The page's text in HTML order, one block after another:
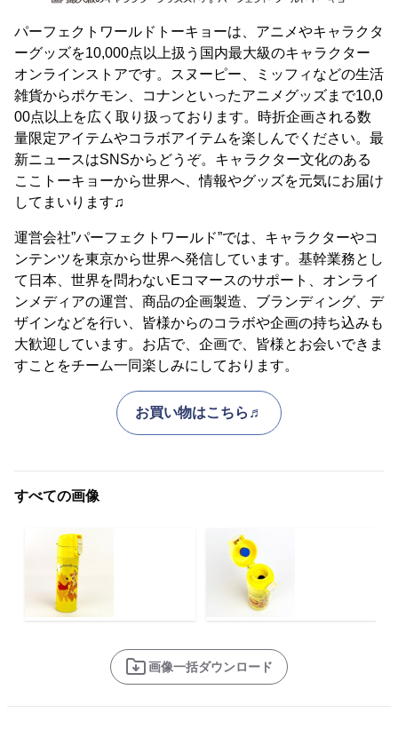
パーフェクトワールドトーキョーは、アニメやキャラクタ
ーグッズを10,000点以上扱う国内最大級のキャラクター
オンラインストアです。スヌーピー、ミッフィなどの生活
雑貨からポケモン、コナンといったアニメグッズまで10,0
00点以上を広く取り扱っております。時折企画される数
量限定アイテムやコラボアイテムを楽しんでください。最
新ニュースはSNSからどうぞ。キャラクター文化のある
ここトーキョーから世界へ、情報やグッズを元気にお届け
してまいります♫
運営会社”パーフェクトワールド”では、キャラクターやコ
ンテンツを東京から世界へ発信しています。基幹業務とし
て日本、世界を問わないEコマースのサポート、オンライ
ンメディアの運営、商品の企画製造、ブランディング、デ
ザインなどを行い、皆様からのコラボや企画の持ち込みも
大歓迎しています。お店で、企画で、皆様とお会いできま
すことをチーム一同楽しみにしております。
お買い物はこちら♬
すべての画像
画像一括ダウンロード